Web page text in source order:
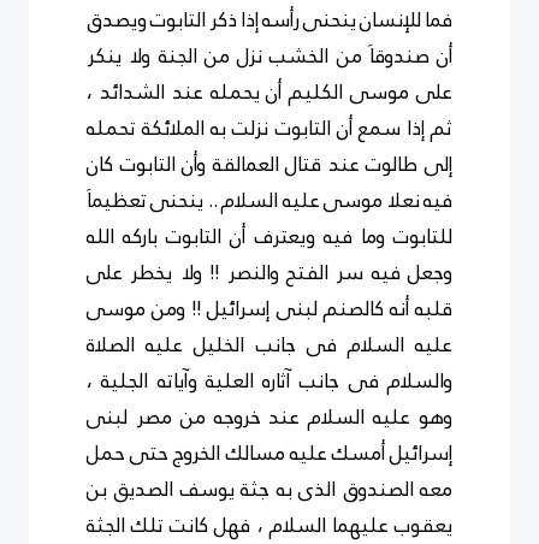
فما للإنسان ينحنى رأسه إذا ذكر التابوت ويصدق
أن صندوقاَ من الخشب نزل من الجنة ولا ينكر
على موسى الكليم أن يحمله عند الشدائد ،
ثم إذا سمع أن التابوت نزلت به الملائكة تحمله
إلى طالوت عند قتال العمالقة وأن التابوت كان
فيه نعلا موسى عليه السلام .. ينحنى تعظيماَ
للتابوت وما فيه ويعترف أن التابوت باركه الله
وجعل فيه سر الفتح والنصر !! ولا يخطر على
قلبه أنه كالصنم لبنى إسرائيل !! ومن موسى
عليه السلام فى جانب الخليل عليه الصلاة
والسلام فى جانب آثاره العلية وآياته الجلية ،
وهو عليه السلام عند خروجه من مصر لبنى
إسرائيل أمسك عليه مسالك الخروج حتى حمل
معه الصندوق الذى به جثة يوسف الصديق بن
يعقوب عليهما السلام ، فهل كانت تلك الجثة